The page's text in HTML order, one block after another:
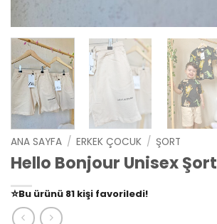
ANA SAYFA / ERKEK ÇOCUK / ŞORT
Hello Bonjour Unisex Şort
⭐️Bu ürünü 81 kişi favoriledi!
🛒39 kişisepetine ekledi!